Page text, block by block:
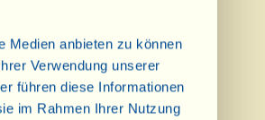
Medien anbieten zu können
Verwendung unserer
führen diese Informationen
im Rahmen Ihrer Nutzung